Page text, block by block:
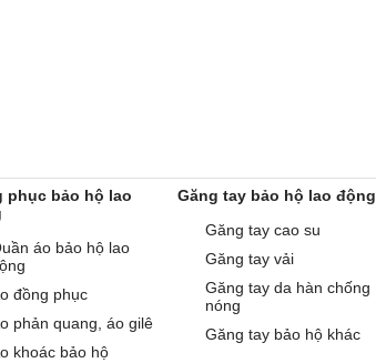
phục bảo hộ lao
áo bảo hộ lao
đồng phục
phản quang, áo gilê
khoác bảo hộ
Găng tay bảo hộ lao động
Găng tay cao su
Găng tay vải
Găng tay da hàn chống
nóng
Găng tay bảo hộ khác